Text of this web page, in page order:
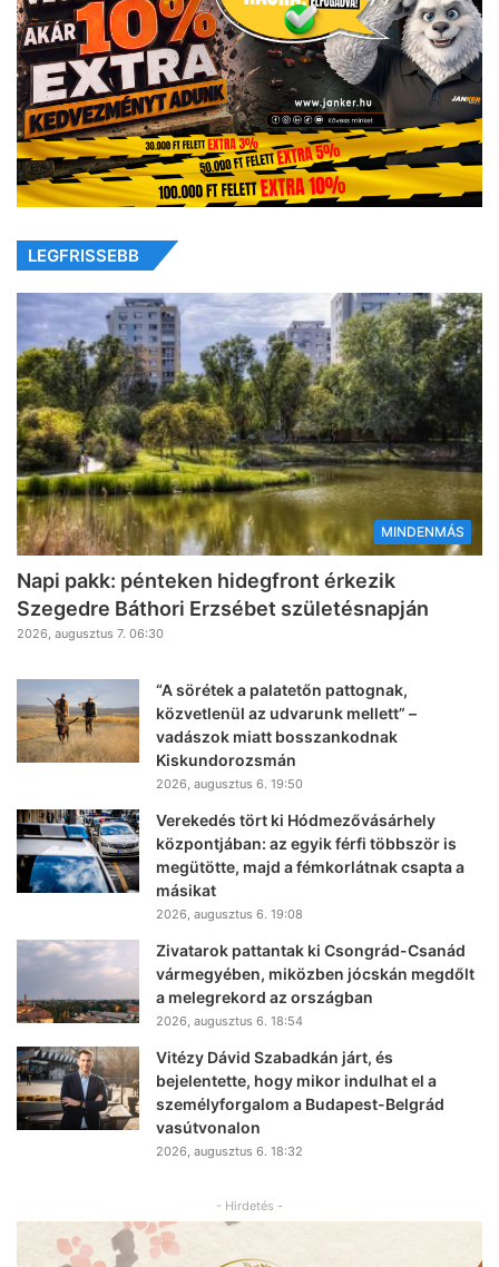
LEGFRISSEBB
MINDENMÁS
Napi pakk: pénteken hidegfront érkezik
Szegedre Báthori Erzsébet születésnapján
2026, augusztus 7. 06:30
“A sörétek a palatetőn pattognak,
közvetlenül az udvarunk mellett” –
vadászok miatt bosszankodnak
Kiskundorozsmán
2026, augusztus 6. 19:50
Verekedés tört ki Hódmezővásárhely
központjában: az egyik férfi többször is
megütötte, majd a fémkorlátnak csapta a
másikat
2026, augusztus 6. 19:08
Zivatarok pattantak ki Csongrád-Csanád
vármegyében, miközben jócskán megdőlt
a melegrekord az országban
2026, augusztus 6. 18:54
Vitézy Dávid Szabadkán járt, és
bejelentette, hogy mikor indulhat el a
személyforgalom a Budapest-Belgrád
vasútvonalon
2026, augusztus 6. 18:32
- Hirdetés -